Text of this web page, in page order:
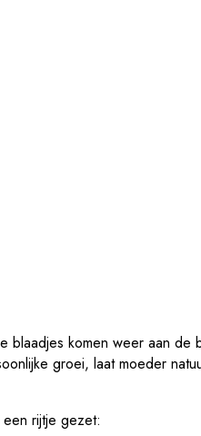
komen weer aan de
groei, laat moeder
rijtje gezet: